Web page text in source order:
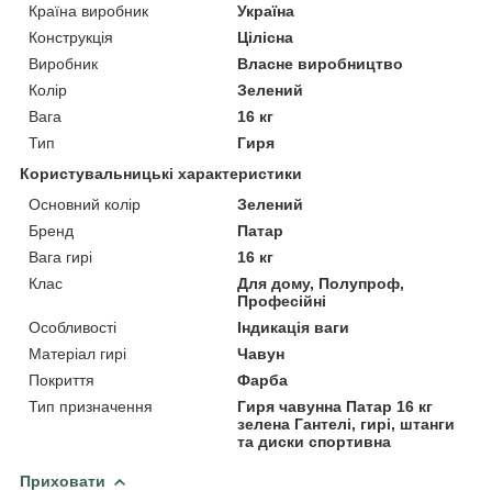
Країна виробник
Україна
Конструкція
Цілісна
Виробник
Власне виробництво
Колір
Зелений
Вага
16 кг
Тип
Гиря
Користувальницькі характеристики
Основний колір
Зелений
Бренд
Патар
Вага гирі
16 кг
Клас
Для дому, Полупроф,
Професійні
Особливості
Індикація ваги
Матеріал гирі
Чавун
Покриття
Фарба
Тип призначення
Гиря чавунна Патар 16 кг
зелена Гантелі, гирі, штанги
та диски спортивна
Приховати